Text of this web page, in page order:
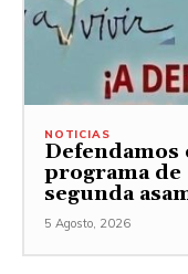
NOTICIAS
Defendamos
programa de
segunda
5 Agosto, 2026